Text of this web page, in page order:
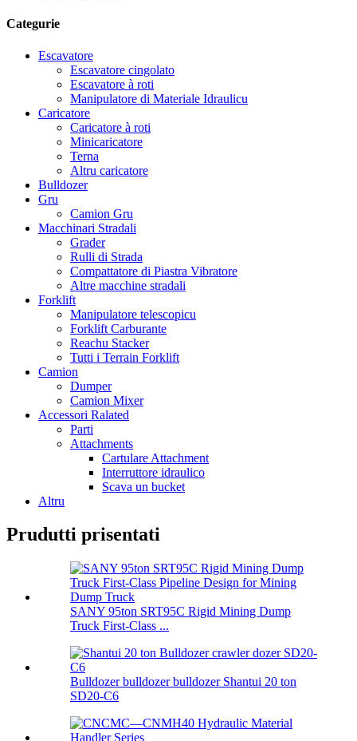
Categurie
Escavatore
Escavatore cingolato
Escavatore à roti
Manipulatore di Materiale Idraulicu
Caricatore
Caricatore à roti
Minicaricatore
Terna
Altru caricatore
Bulldozer
Gru
Camion Gru
Macchinari Stradali
Grader
Rulli di Strada
Compattatore di Piastra Vibratore
Altre macchine stradali
Forklift
Manipulatore telescopicu
Forklift Carburante
Reachu Stacker
Tutti i Terrain Forklift
Camion
Dumper
Camion Mixer
Accessori Ralated
Parti
Attachments
Cartulare Attachment
Interruttore idraulico
Scava un bucket
Altru
Prudutti prisentati
SANY 95ton SRT95C Rigid Mining Dump
Truck First-Class ...
Bulldozer bulldozer bulldozer Shantui 20 ton
SD20-C6